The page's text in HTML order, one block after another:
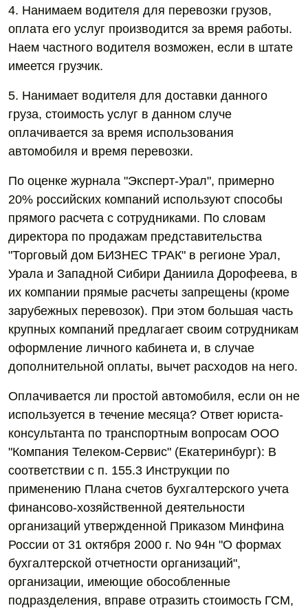
4. Нанимаем водителя для перевозки грузов,
оплата его услуг производится за время работы.
Наем частного водителя возможен, если в штате
имеется грузчик.
5. Нанимает водителя для доставки данного
груза, стоимость услуг в данном случе
оплачивается за время использования
автомобиля и время перевозки.
По оценке журнала "Эксперт-Урал", примерно
20% российских компаний используют способы
прямого расчета с сотрудниками. По словам
директора по продажам представительства
"Торговый дом БИЗНЕС ТРАК" в регионе Урал,
Урала и Западной Сибири Даниила Дорофеева, в
их компании прямые расчеты запрещены (кроме
зарубежных перевозок). При этом большая часть
крупных компаний предлагает своим сотрудникам
оформление личного кабинета и, в случае
дополнительной оплаты, вычет расходов на него.
Оплачивается ли простой автомобиля, если он не
используется в течение месяца? Ответ юриста-
консультанта по транспортным вопросам ООО
"Компания Телеком-Сервис" (Екатеринбург): В
соответствии с п. 155.3 Инструкции по
применению Плана счетов бухгалтерского учета
финансово-хозяйственной деятельности
организаций утвержденной Приказом Минфина
России от 31 октября 2000 г. No 94н "О формах
бухгалтерской отчетности организаций",
организации, имеющие обособленные
подразделения, вправе отразить стоимость ГСМ,